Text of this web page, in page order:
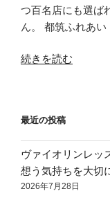
つ百名店にも選ば
ん。 都筑ふれあ
“都
あ
い
の
丘
で
続きを読む
最近の投稿
ヴァイオリンレッ
想う気持ちを大切
2026年7月28日